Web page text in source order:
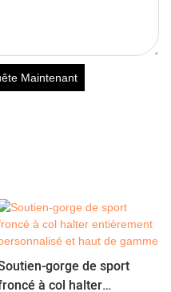
Maintenant
gorge de sport
à col halter